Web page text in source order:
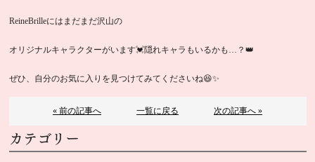
ReineBrilleにはまだまだ沢山の
オリジナルキャラクターがいます💓隠れキャラもいるかも…？👑
ぜひ、自分のお気に入りを見つけてみてくださいね😆✨
« 前の記事へ 一覧に戻る 次の記事へ »
カテゴリー